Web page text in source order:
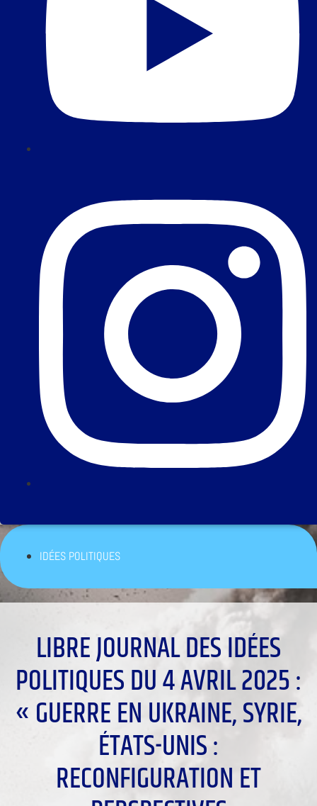
IDÉES POLITIQUES
LIBRE JOURNAL DES IDÉES
POLITIQUES DU 4 AVRIL 2025 :
« GUERRE EN UKRAINE, SYRIE,
ÉTATS-UNIS :
RECONFIGURATION ET